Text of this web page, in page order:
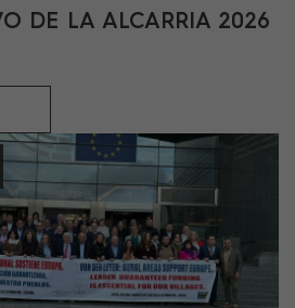
DE LA ALCARRIA 2026